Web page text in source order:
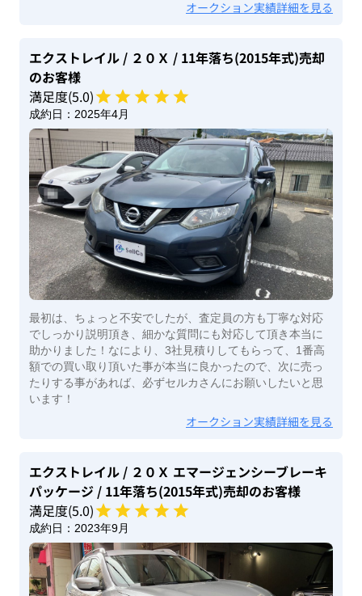
オークション実績詳細を見る
エクストレイル / ２０Ｘ / 11年落ち(2015年式)売却
のお客様
満足度(5.0)
成約日： 2025年4月
最初は、ちょっと不安でしたが、査定員の方も丁寧な対応
でしっかり説明頂き、細かな質問にも対応して頂き本当に
助かりました！なにより、3社見積りしてもらって、1番高
額での買い取り頂いた事が本当に良かったので、次に売っ
たりする事があれば、必ずセルカさんにお願いしたいと思
います！
オークション実績詳細を見る
エクストレイル / ２０Ｘ エマージェンシーブレーキ
パッケージ / 11年落ち(2015年式)売却のお客様
満足度(5.0)
成約日： 2023年9月